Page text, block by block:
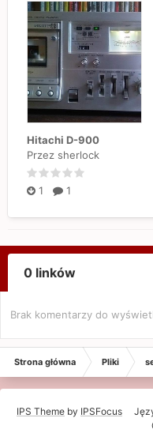
Hitachi D-900
Przez sherlock
1 1
0 linków
Brak komentarzy do
Strona główna Pliki
IPS Theme by IPSFocus